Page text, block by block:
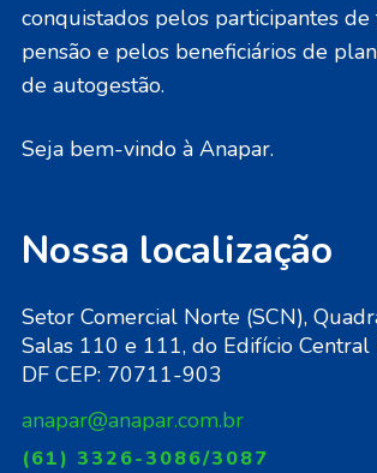
conquistados pelos participantes
pensão e pelos beneficiários de
de autogestão.
Seja bem-vindo à Anapar.
Nossa localização
Setor Comercial Norte (SCN),
Salas 110 e 111, do Edifício Central
DF CEP: 70711-903
anapar@anapar.com.br
(61) 3326-3086/3087